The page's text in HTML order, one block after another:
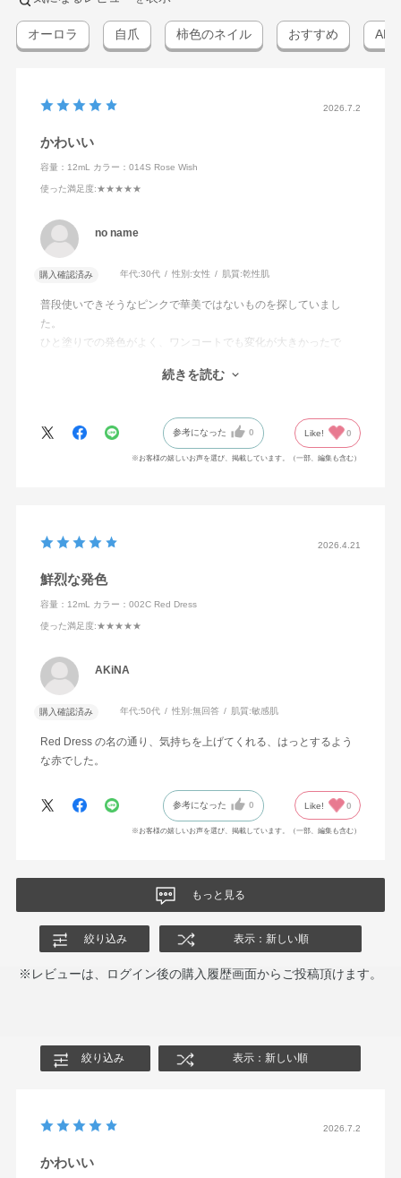
オーロラ 自爪 柿色のネイル おすすめ
2026.7.2
かわいい
容量：12mL カラー：014S Rose Wish
使った満足度:★★★★★
no name
購入確認済み 年代:30代 性別:女性 肌質:乾性肌
普段使いできそうなピンクで華美ではないものを探していまし
た。
ひと塗りでの発色がよく、ワンコートでも変化が大きかったで
配していましたが、薄塗りでも血色が良くなったように見えるの
ピンクベージュかなと思います。ありがとうございます。
続きを読む
参考になった 0 Like! 0
※お客様の嬉しいお声を選び、掲載しています。（一部、編集も含む）
2026.4.21
鮮烈な発色
容量：12mL カラー：002C Red Dress
使った満足度:★★★★★
AKiNA
購入確認済み 年代:50代 性別:無回答 肌質:敏感肌
Red Dress の名の通り、気持ちを上げてくれる、はっとするよう
な赤でした。
参考になった 0 Like! 0
※お客様の嬉しいお声を選び、掲載しています。（一部、編集も含む）
もっと見る
絞り込み 表示：新しい順
※レビューは、ログイン後の購入履歴画面からご投稿頂けます。
絞り込み 表示：新しい順
2026.7.2
かわいい